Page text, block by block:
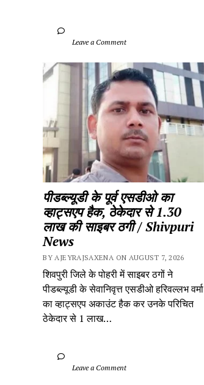
पीडब्ल्यूडी के पूर्व एसडीओ का
व्हाट्सएप हैक, ठेकेदार से 1.30
लाख की साइबर ठगी / Shivpuri
News
BY AJEYRAJSAXENA ON AUGUST 7, 2026
शिवपुरी जिले के पोहरी में साइबर ठगों ने
पीडब्ल्यूडी के सेवानिवृत्त एसडीओ हरिवल्लभ वर्मा
का व्हाट्सएप अकाउंट हैक कर उनके परिचित
ठेकेदार से 1 लाख…